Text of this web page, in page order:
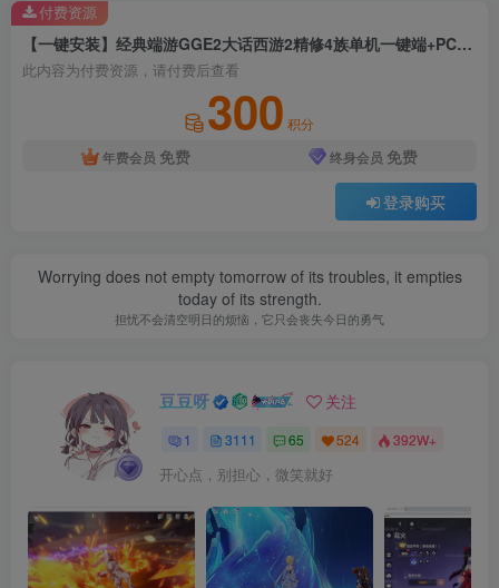
【一键安装】经典端游GGE2大话西游2精修4族单机一键端+PC安卓互通版本+配套源码+大量修复
此内容为付费资源，请付费后查看
300 积分
年费会员 免费 终身会员 免费
登录购买
付费资源
Worrying does not empty tomorrow of its troubles, it empties
today of its strength.
担忧不会清空明日的烦恼，它只会丧失今日的勇气
豆豆呀 关注
1 3111 65 524 392W+
开心点，别担心，微笑就好